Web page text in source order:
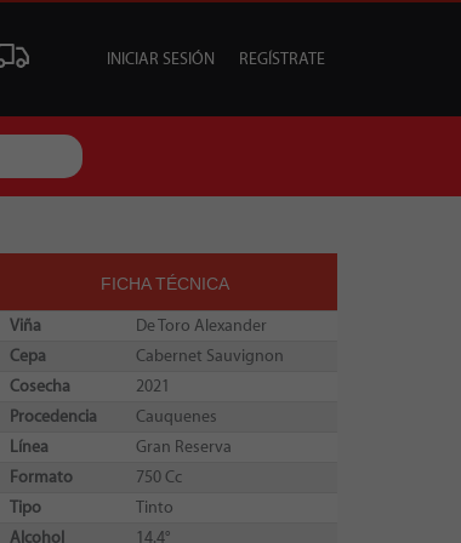
TU EVENTO
INICIAR SESIÓN REGÍSTRATE
FICHA TÉCNICA
Viña
De Toro Alexander
Cepa
Cabernet Sauvignon
Cosecha
2021
Procedencia
Cauquenes
Línea
Gran Reserva
Formato
750 Cc
Tipo
Tinto
Alcohol
14.4°